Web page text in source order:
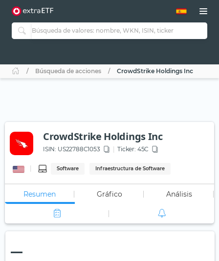
Búsqueda de acciones CrowdStrike Holdings Inc
CrowdStrike Holdings Inc
ISIN: US22788C1053 Ticker: 45C
Software Infraestructura de Software
Resumen Gráfico Análisis
—